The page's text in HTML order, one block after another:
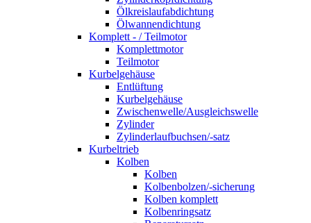
Ölkreislaufabdichtung
Ölwannendichtung
Komplett - / Teilmotor
Komplettmotor
Teilmotor
Kurbelgehäuse
Entlüftung
Kurbelgehäuse
Zwischenwelle/Ausgleichswelle
Zylinder
Zylinderlaufbuchsen/-satz
Kurbeltrieb
Kolben
Kolben
Kolbenbolzen/-sicherung
Kolben komplett
Kolbenringsatz